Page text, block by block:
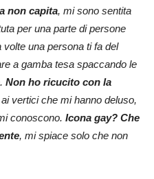
non capita, mi sono sentita
per una parte di persone
una persona ti fa del
a gamba tesa spaccando le
Non ho ricucito con la
vertici che mi hanno deluso,
conoscono. Icona gay? Che
, mi spiace solo che non